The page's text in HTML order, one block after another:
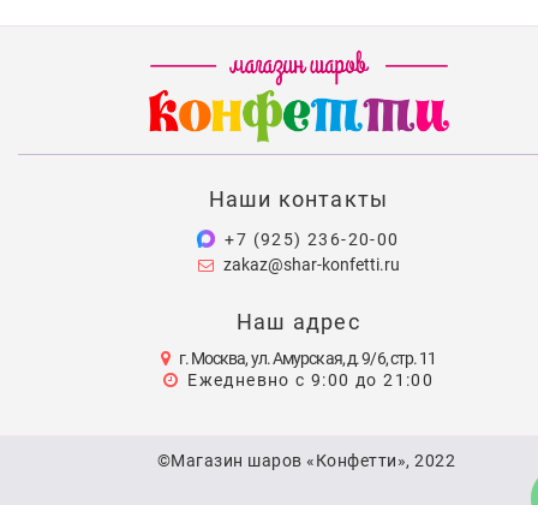
Наши контакты
+7 (925) 236-20-00
zakaz@shar-konfetti.ru
Наш адрес
г. Москва, ул. Амурская, д. 9/6, стр. 11
Ежедневно с 9:00 до 21:00
©Магазин шаров «Конфетти», 2022